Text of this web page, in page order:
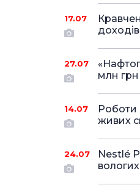
17.07
27.07
млн грн
14.07
Роботи
живих
24.07
Nestlé